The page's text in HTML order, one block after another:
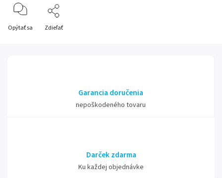
Opýtať sa Zdieľať
Garancia doručenia
nepoškodeného tovaru
Darček zdarma
Ku každej objednávke